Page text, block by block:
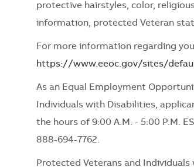
protective hairstyles, color,
information, protected Veteran
For more information regarding
https://www.eeoc.gov/sites/
As an Equal Employment
Individuals with Disabilities,
the hours of 9:00 A.M. - 5:00 P.M.
888-694-7762.
Protected Veterans and